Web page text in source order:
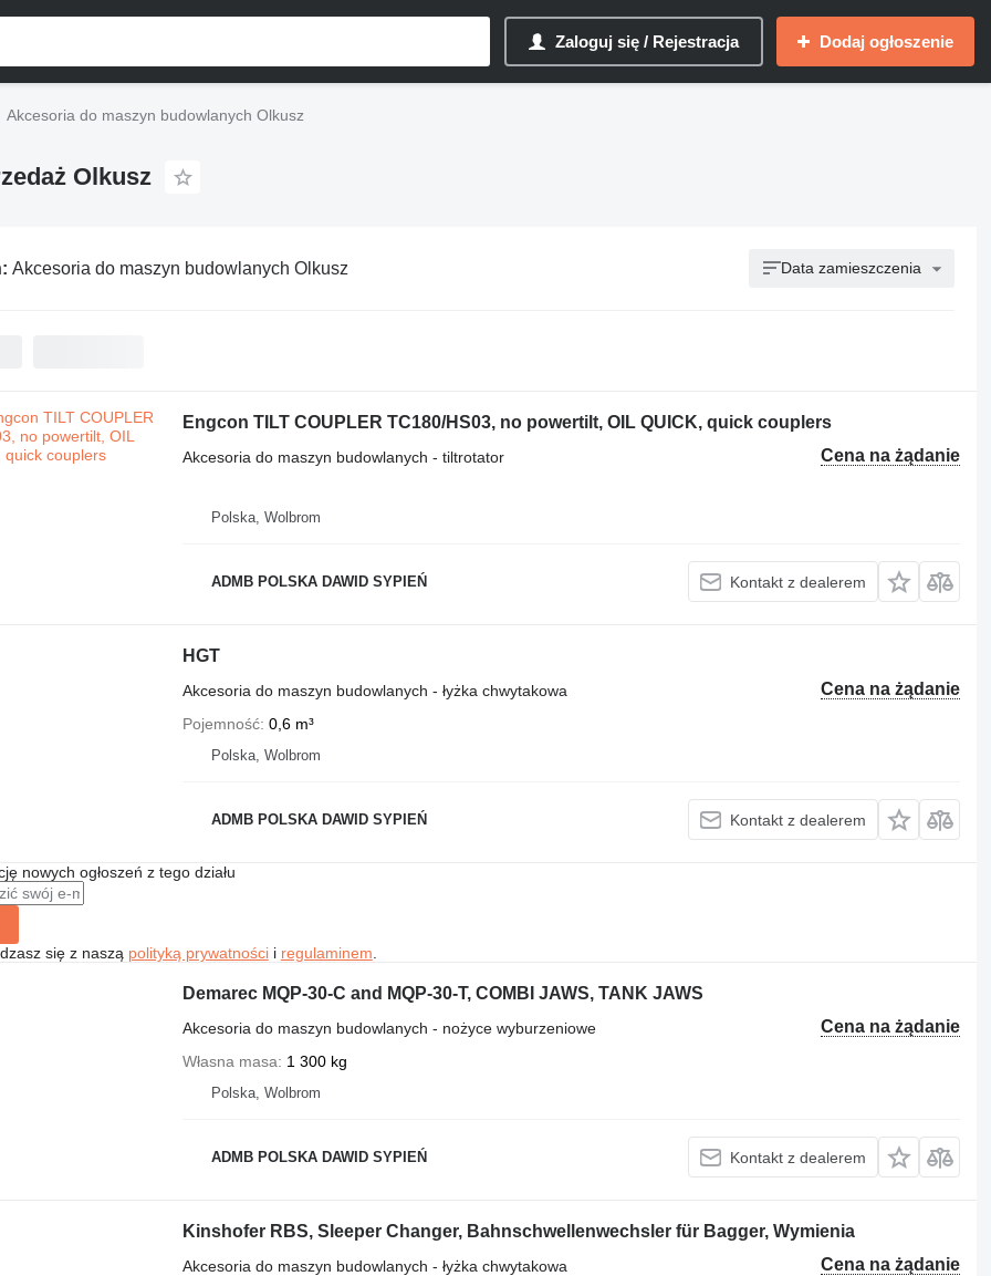
Zaloguj się / Rejestracja Dodaj ogłoszenie
Akcesoria do maszyn budowlanych Olkusz
Olkusz
Akcesoria do maszyn budowlanych Olkusz Data zamieszczenia
Engcon TILT COUPLER TC180/HS03, no powertilt, OIL QUICK, quick couplers
Cena na żądanie
Akcesoria do maszyn budowlanych - tiltrotator
Polska, Wolbrom
ADMB POLSKA DAWID SYPIEŃ Kontakt z dealerem
HGT
Cena na żądanie
Akcesoria do maszyn budowlanych - łyżka chwytakowa
Pojemność 0,6 m³
Polska, Wolbrom
ADMB POLSKA DAWID SYPIEŃ Kontakt z dealerem
nowych ogłoszeń z tego działu
się z naszą polityką prywatnościi regulaminem
Demarec MQP-30-C and MQP-30-T, COMBI JAWS, TANK JAWS
Cena na żądanie
Akcesoria do maszyn budowlanych - nożyce wyburzeniowe
Własna masa
1 300 kg
Polska, Wolbrom
ADMB POLSKA DAWID SYPIEŃ Kontakt z dealerem
Kinshofer RBS, Sleeper Changer, Bahnschwellenwechsler für Bagger, Wymienia
Cena na żądanie
Akcesoria do maszyn budowlanych - łyżka chwytakowa